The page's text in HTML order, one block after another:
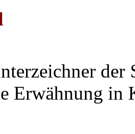
der
Erwähnung in